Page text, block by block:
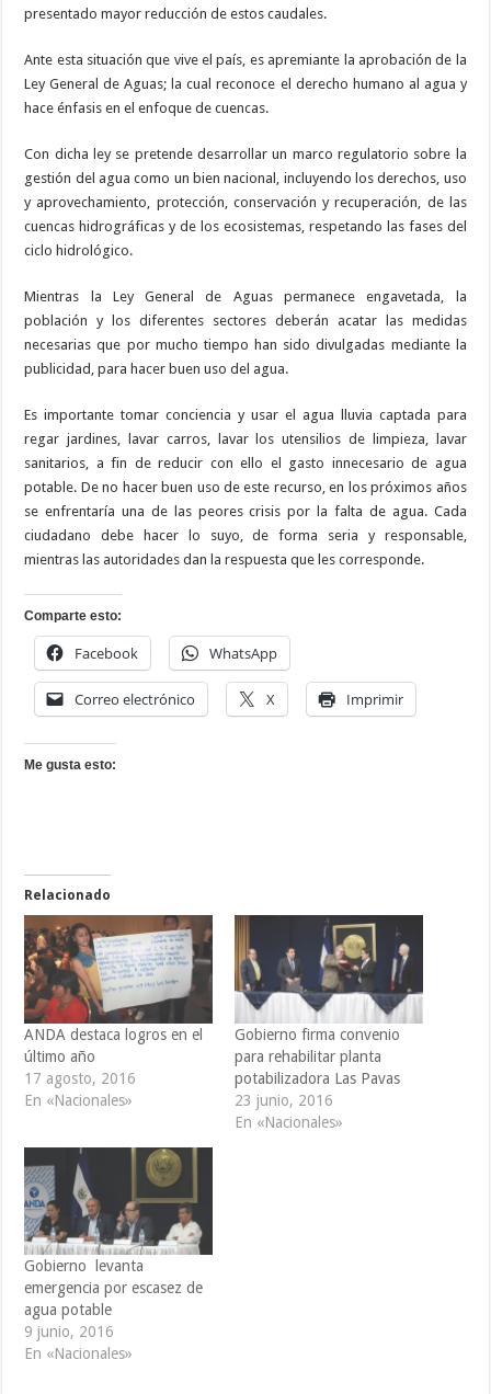
presentado mayor reducción de estos caudales.
Ante esta situación que vive el país, es apremiante la aprobación de la
Ley General de Aguas; la cual reconoce el derecho humano al agua y
hace énfasis en el enfoque de cuencas.
Con dicha ley se pretende desarrollar un marco regulatorio sobre la
gestión del agua como un bien nacional, incluyendo los derechos, uso
y aprovechamiento, protección, conservación y recuperación, de las
cuencas hidrográficas y de los ecosistemas, respetando las fases del
ciclo hidrológico.
Mientras la Ley General de Aguas permanece engavetada, la
población y los diferentes sectores deberán acatar las medidas
necesarias que por mucho tiempo han sido divulgadas mediante la
publicidad, para hacer buen uso del agua.
Es importante tomar conciencia y usar el agua lluvia captada para
regar jardines, lavar carros, lavar los utensilios de limpieza, lavar
sanitarios, a fin de reducir con ello el gasto innecesario de agua
potable. De no hacer buen uso de este recurso, en los próximos años
se enfrentaría una de las peores crisis por la falta de agua. Cada
ciudadano debe hacer lo suyo, de forma seria y responsable,
mientras las autoridades dan la respuesta que les corresponde.
Comparte esto:
Facebook WhatsApp
Correo electrónico X Imprimir
Me gusta esto:
Relacionado
ANDA destaca logros en el
último año
17 agosto, 2016
En «Nacionales»
Gobierno firma convenio
para rehabilitar planta
potabilizadora Las Pavas
23 junio, 2016
En «Nacionales»
Gobierno levanta
emergencia por escasez de
agua potable
9 junio, 2016
En «Nacionales»